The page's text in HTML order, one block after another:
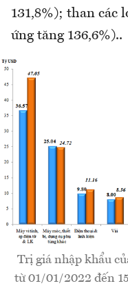
131,8%); than các
ứng tăng 136,6%)..
Trị giá nhập khẩu
từ 01/01/2022 đến